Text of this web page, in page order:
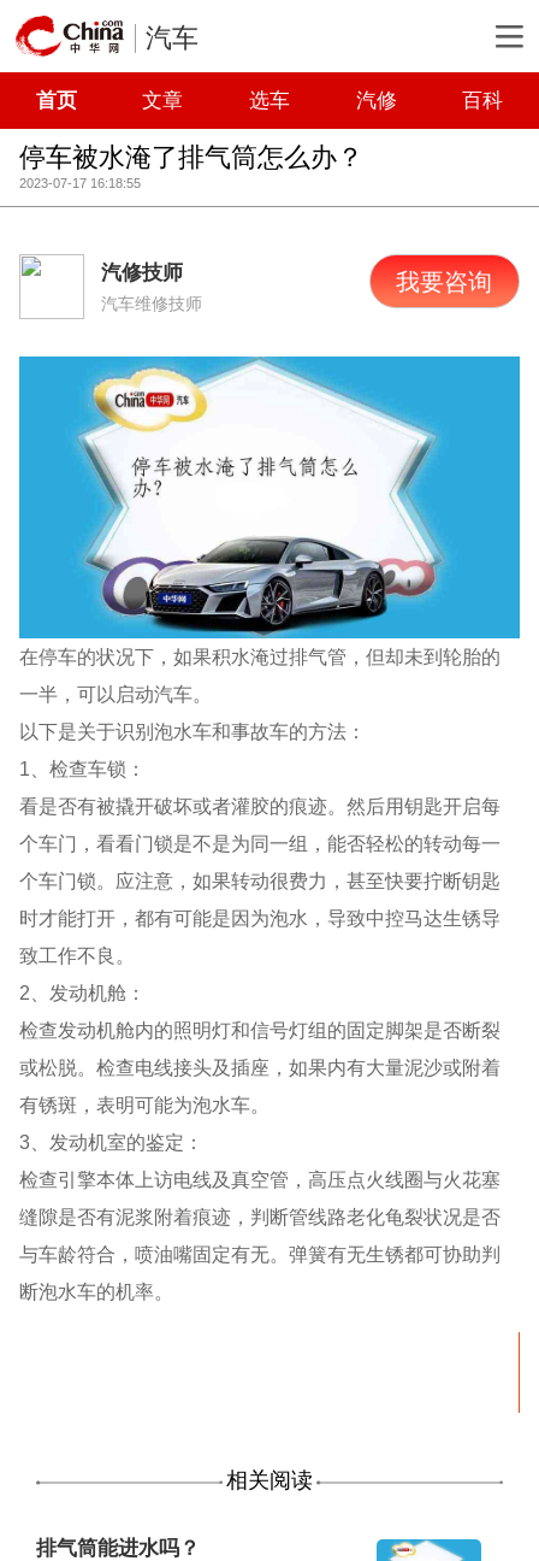
汽车
首页 文章 选车 汽修 百科
停车被水淹了排气筒怎么办？
2023-07-17 16:18:55
汽修技师
汽车维修技师
我要咨询
在停车的状况下，如果积水淹过排气管，但却未到轮胎的
一半，可以启动汽车。
以下是关于识别泡水车和事故车的方法：
1、检查车锁：
看是否有被撬开破坏或者灌胶的痕迹。然后用钥匙开启每
个车门，看看门锁是不是为同一组，能否轻松的转动每一
个车门锁。应注意，如果转动很费力，甚至快要拧断钥匙
时才能打开，都有可能是因为泡水，导致中控马达生锈导
致工作不良。
2、发动机舱：
检查发动机舱内的照明灯和信号灯组的固定脚架是否断裂
或松脱。检查电线接头及插座，如果内有大量泥沙或附着
有锈斑，表明可能为泡水车。
3、发动机室的鉴定：
检查引擎本体上访电线及真空管，高压点火线圈与火花塞
缝隙是否有泥浆附着痕迹，判断管线路老化龟裂状况是否
与车龄符合，喷油嘴固定有无。弹簧有无生锈都可协助判
断泡水车的机率。
相关阅读
排气筒能进水吗？